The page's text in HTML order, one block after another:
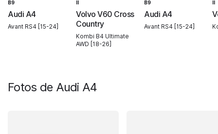
B9
Audi A4
Avant RS4 [15-24]
II
Volvo V60 Cross
Country
Kombi B4 Ultimate
AWD [18-26]
B9
Audi A4
Avant RS4 [15-24]
II
Fotos de Audi A4